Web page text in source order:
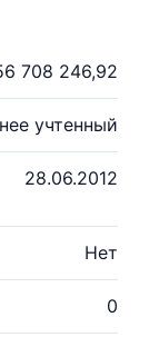
708 246,92
учтенный
28.06.2012
Нет
0